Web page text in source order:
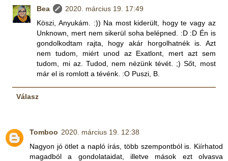
Bea
2020. március 19. 17:49
Köszi, Anyukám. :)) Na most kiderült, hogy te vagy az
Unknown, mert nem sikerül soha belépned. :D :D Én is
gondolkodtam rajta, hogy akár horgolhatnék is. Azt
nem tudom, miért unod az Exatlont, mert azt sem
tudom, mi az. Tudod, nem nézünk tévét. ;) Sőt, most
már el is romlott a tévénk. :O Puszi, B.
Válasz
Tomboo 2020. március 19. 12:38
Nagyon jó ötlet a napló írás, több szempontból is. Kiírhatod
magadból a gondolataidat, illetve mások ezt olvasva